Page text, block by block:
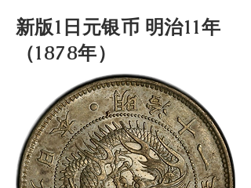
新版1日元银币 明治11年
（1878年）